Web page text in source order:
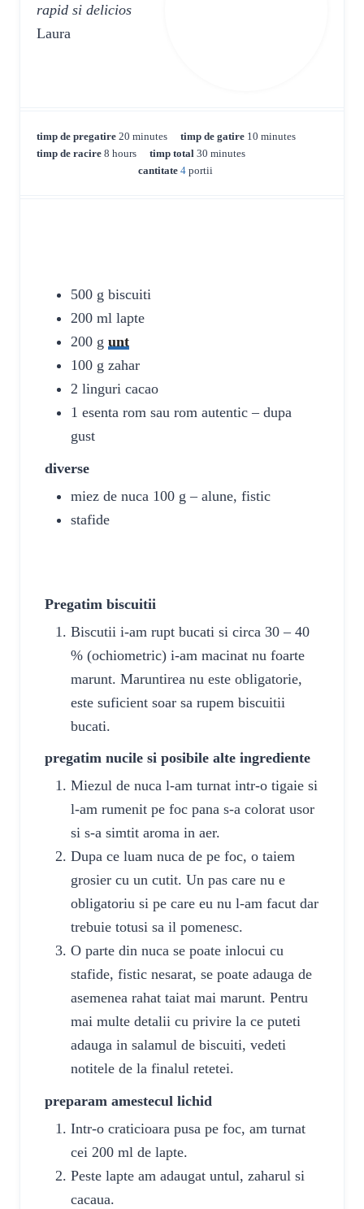
rapid si delicios
Laura
timp de pregatire 20 m
i
minutes timp de gatire 10mminutes
timp de racire 8 hhours timp total 30m
i
minutes
cantitate4 portii
500 g biscuiti
200 ml lapte
200 g unt
100 g zahar
2 linguri cacao
1 esenta rom sau rom autentic – dupa
gust
diverse
miez de nuca 100 g – alune, fistic
stafide
Pregatim biscuitii
Biscutii i-am rupt bucati si circa 30 – 40
% (ochiometric) i-am macinat nu foarte
marunt. Maruntirea nu este obligatorie,
este suficient soar sa rupem biscuitii
bucati.
pregatim nucile si posibile alte ingrediente
Miezul de nuca l-am turnat intr-o tigaie si
l-am rumenit pe foc pana s-a colorat usor
si s-a simtit aroma in aer.
Dupa ce luam nuca de pe foc, o taiem
grosier cu un cutit. Un pas care nu e
obligatoriu si pe care eu nu l-am facut dar
trebuie totusi sa il pomenesc.
O parte din nuca se poate inlocui cu
stafide, fistic nesarat, se poate adauga de
asemenea rahat taiat mai marunt. Pentru
mai multe detalii cu privire la ce puteti
adauga in salamul de biscuiti, vedeti
notitele de la finalul retetei.
preparam amestecul lichid
Intr-o craticioara pusa pe foc, am turnat
cei 200 ml de lapte.
Peste lapte am adaugat untul, zaharul si
cacaua.